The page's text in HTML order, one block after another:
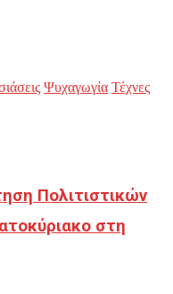
Ψυχαγωγία Τέχνες
Πολιτιστικών
στη